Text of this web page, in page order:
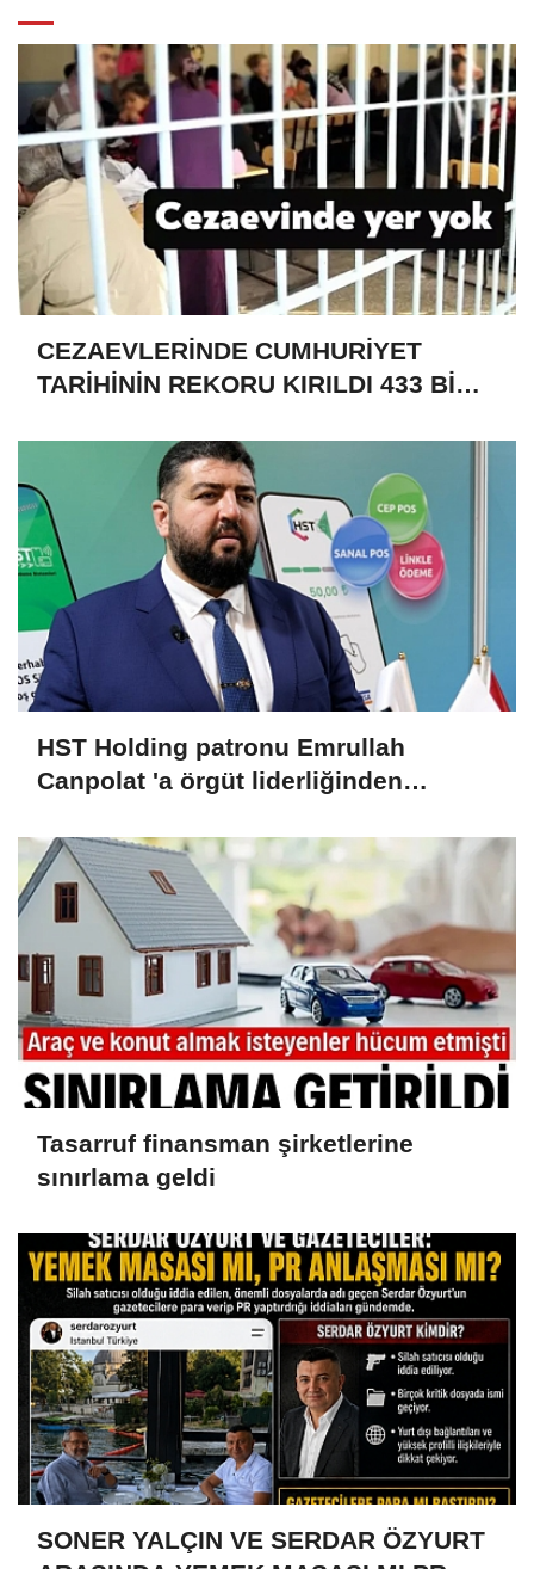
CEZAEVLERİNDE CUMHURİYET
TARİHİNİN REKORU KIRILDI 433 BİN
HST Holding patronu Emrullah
Canpolat 'a örgüt liderliğinden
malvarlığına el konuldu
Tasarruf finansman şirketlerine
sınırlama geldi
SONER YALÇIN VE SERDAR ÖZYURT